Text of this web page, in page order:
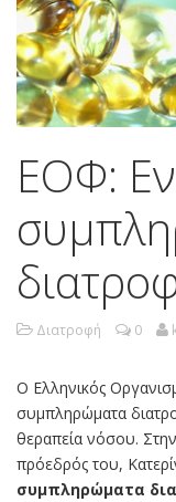
ΕΟΦ:
Διατροφή 0
Ο Ελληνικός
συμπληρώματα
θεραπεία νόσου.
πρόεδρός του,
συμπληρώματα